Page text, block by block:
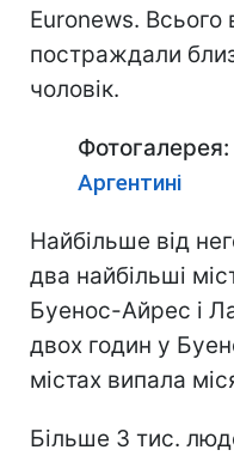
Euronews. Всього
постраждали
чоловік.
Фотогалерея:
Аргентині
Найбільше від
два найбільші
Буенос-Айрес і
двох годин у
містах випала
Більше 3 тис.